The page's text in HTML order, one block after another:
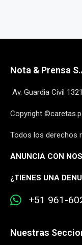
Nota & Prensa
Av. Guardia Civil
Copyright
Todos los derechos
ANUNCIA CON
¿TIENES UNA
+51 961-
Nuestras